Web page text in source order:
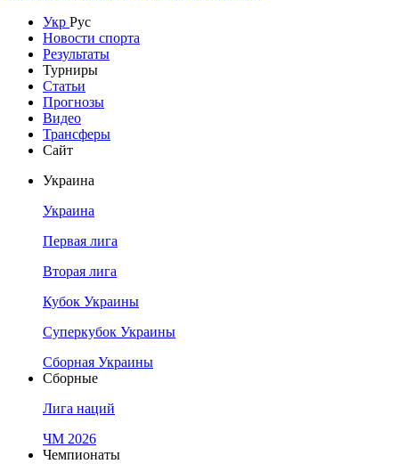
Укр Рус
Новости спорта
Результаты
Турниры
Статьи
Прогнозы
Видео
Трансферы
Сайт
Украина
Украина
Первая лига
Вторая лига
Кубок Украины
Суперкубок Украины
Сборная Украины
Сборные
Лига наций
ЧМ 2026
Чемпионаты